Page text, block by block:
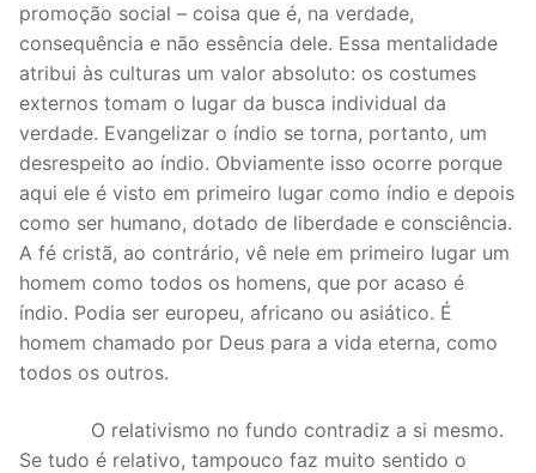
promoção social – coisa que é, na verdade,
consequência e não essência dele. Essa mentalidade
atribui às culturas um valor absoluto: os costumes
externos tomam o lugar da busca individual da
verdade. Evangelizar o índio se torna, portanto, um
desrespeito ao índio. Obviamente isso ocorre porque
aqui ele é visto em primeiro lugar como índio e depois
como ser humano, dotado de liberdade e consciência.
A fé cristã, ao contrário, vê nele em primeiro lugar um
homem como todos os homens, que por acaso é
índio. Podia ser europeu, africano ou asiático. É
homem chamado por Deus para a vida eterna, como
todos os outros.
O relativismo no fundo contradiz a si mesmo.
Se tudo é relativo, tampouco faz muito sentido o